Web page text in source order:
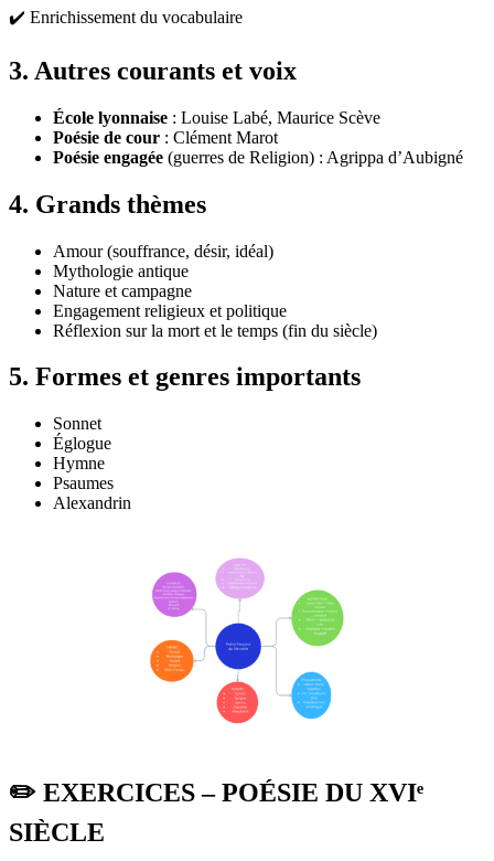
✔️ Enrichissement du vocabulaire
3. Autres courants et voix
École lyonnaise : Louise Labé, Maurice Scève
Poésie de cour : Clément Marot
Poésie engagée (guerres de Religion) : Agrippa d’Aubigné
4. Grands thèmes
Amour (souffrance, désir, idéal)
Mythologie antique
Nature et campagne
Engagement religieux et politique
Réflexion sur la mort et le temps (fin du siècle)
5. Formes et genres importants
Sonnet
Églogue
Hymne
Psaumes
Alexandrin
✏️ EXERCICES – POÉSIE DU XVIᵉ
SIÈCLE